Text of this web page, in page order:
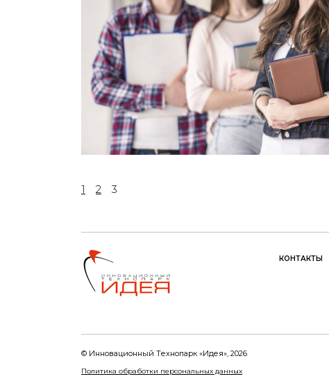
1 2 3
КОНТАКТЫ
© Инновационный Tехнопарк «Идея», 2026
Политика обработки персональных данных